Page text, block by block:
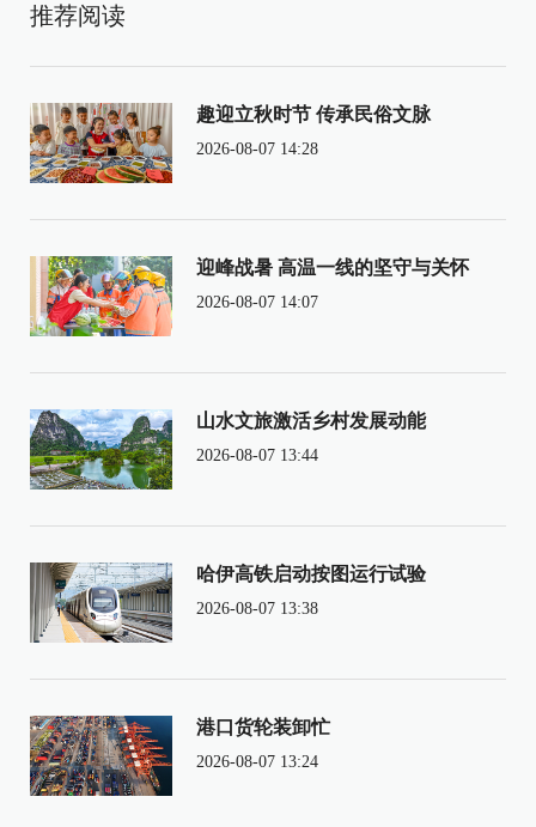
推荐阅读
趣迎立秋时节 传承民俗文脉
2026-08-07 14:28
迎峰战暑 高温一线的坚守与关怀
2026-08-07 14:07
山水文旅激活乡村发展动能
2026-08-07 13:44
哈伊高铁启动按图运行试验
2026-08-07 13:38
港口货轮装卸忙
2026-08-07 13:24